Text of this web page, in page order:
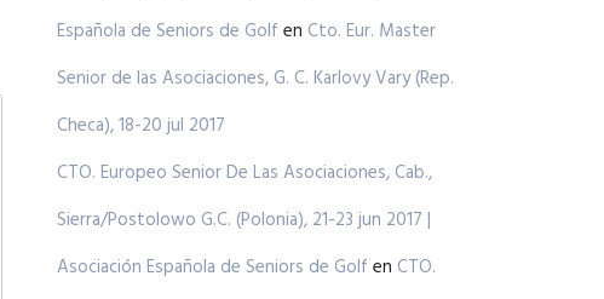
Española de Seniors de Golf en Cto. Eur. Master
Senior de las Asociaciones, G. C. Karlovy Vary (Rep.
Checa), 18-20 jul 2017
CTO. Europeo Senior De Las Asociaciones, Cab.,
Sierra/Postolowo G.C. (Polonia), 21-23 jun 2017 |
Asociación Española de Seniors de Golf en CTO.